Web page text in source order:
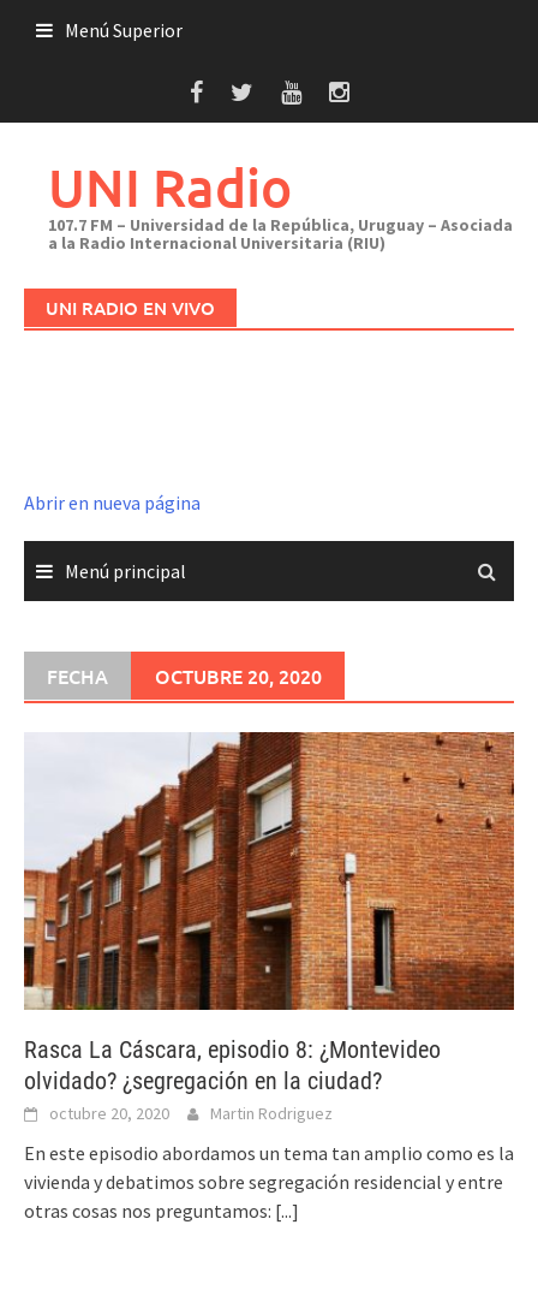
Menú Superior
UNI Radio
107.7 FM – Universidad de la República, Uruguay – Asociada
a la Radio Internacional Universitaria (RIU)
UNI RADIO EN VIVO
Abrir en nueva página
Menú principal
FECHA OCTUBRE 20, 2020
Rasca La Cáscara, episodio 8: ¿Montevideo
olvidado? ¿segregación en la ciudad?
octubre 20, 2020 Martin Rodriguez
En este episodio abordamos un tema tan amplio como es la
vivienda y debatimos sobre segregación residencial y entre
otras cosas nos preguntamos: [...]